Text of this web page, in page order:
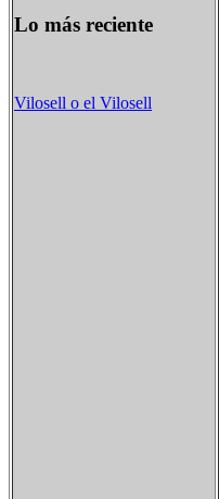
Lo más reciente
Vilosell o el Vilosell